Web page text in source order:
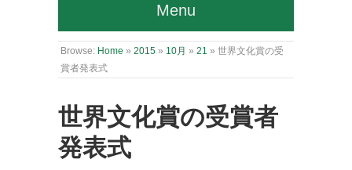
Menu
Browse: Home » 2015 » 10月 » 21 » 世界文化賞の受
賞者発表式
世界文化賞の受賞者
発表式